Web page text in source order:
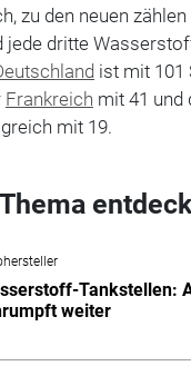
zu den neuen
jede dritte
ist mit 101
Frankreich mit 41 und
mit 19.
Tankstellen:
weiter